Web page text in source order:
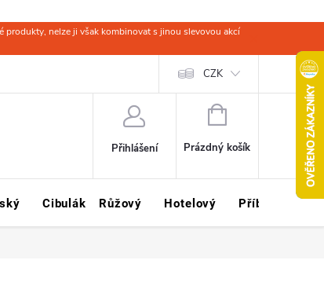
produkty, nelze ji však kombinovat s jinou slevovou akcí
Ochrana osobních údajů Kariéra
CZK
Přihlášení
NÁKUPNÍ
Prázdný košík
Cibulák Růžový Hotelový Příbory Sklo